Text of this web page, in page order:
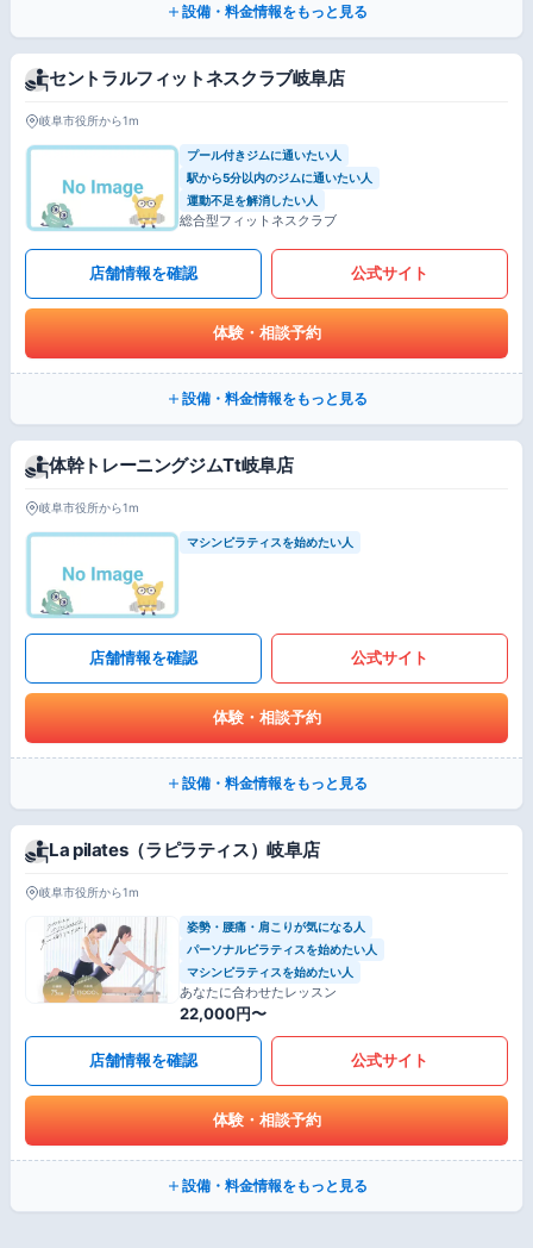
設備・料金情報をもっと見る
セントラルフィットネスクラブ岐阜店
岐阜市役所から1m
プール付きジムに通いたい人
駅から5分以内のジムに通いたい人
運動不足を解消したい人
総合型フィットネスクラブ
店舗情報を確認 公式サイト
体験・相談予約
設備・料金情報をもっと見る
体幹トレーニングジムTt岐阜店
岐阜市役所から1m
マシンピラティスを始めたい人
店舗情報を確認 公式サイト
体験・相談予約
設備・料金情報をもっと見る
La pilates（ラピラティス）岐阜店
岐阜市役所から1m
姿勢・腰痛・肩こりが気になる人
パーソナルピラティスを始めたい人
マシンピラティスを始めたい人
あなたに合わせたレッスン
22,000円〜
店舗情報を確認 公式サイト
体験・相談予約
設備・料金情報をもっと見る